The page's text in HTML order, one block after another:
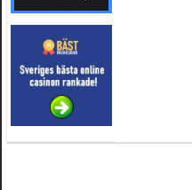
Oscar5:NÃ¥gon som vet vad man kan
4 februari 2025 kl. 19:20:50
Oscar5:44
4 februari 2025 kl. 19:15:36
Greger59:NÃ¤gon som vet har en Cetek
15 januari 2025 kl. 23:49:44
Mrhandsome:SÃÂ¶ker defekta/trasiga